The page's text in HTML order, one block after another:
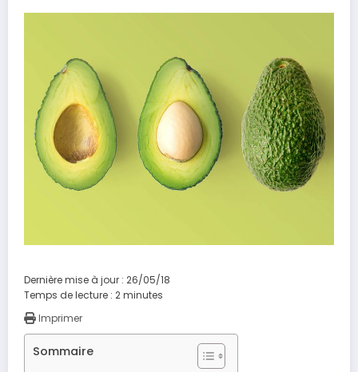
Dernière mise à jour : 26/05/18
Temps de lecture : 2minutes
Imprimer
Sommaire